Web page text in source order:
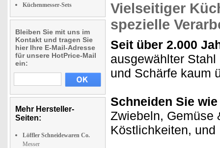
Küchenmesser-Sets
Bleiben Sie mit uns im
Kontakt und tragen Sie
hier Ihre E-Mail-Adresse
für unsere HotPrice-Mail
ein:
Mehr Hersteller-
Seiten:
Löffler Schneidewaren Co.
Messer
Vielseitiger
spezielle
Seit über 2.000
ausgewählter
und Schärfe kaum
Schneiden Sie
Zwiebeln, Gemüse
Köstlichkeiten,